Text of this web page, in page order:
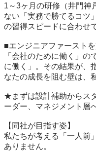
1～3ヶ月の研修（井門神
ない「実務で勝てるコツ
の習得スピードに合わせ
■エンジニアファーストを
「会社のために働く」
に働く」。その結果が、
なたの成長を阻む壁は、
★まずは設計補助からス
ーダー、マネジメント層
【同社が目指す姿】
私たちが考える「一人前
ありません。